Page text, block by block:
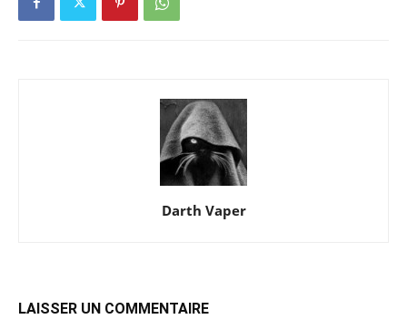
Darth Vaper
LAISSER UN COMMENTAIRE